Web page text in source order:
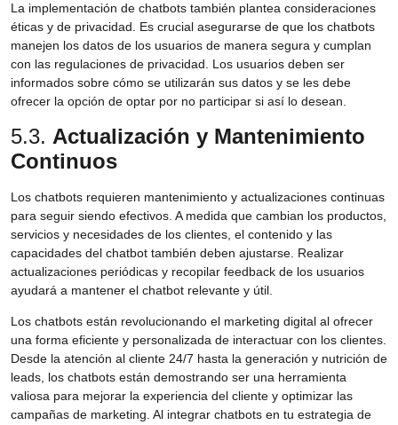
La implementación de chatbots también plantea consideraciones
éticas y de privacidad. Es crucial asegurarse de que los chatbots
manejen los datos de los usuarios de manera segura y cumplan
con las regulaciones de privacidad. Los usuarios deben ser
informados sobre cómo se utilizarán sus datos y se les debe
ofrecer la opción de optar por no participar si así lo desean.
5.3. Actualización y Mantenimiento
Continuos
Los chatbots requieren mantenimiento y actualizaciones continuas
para seguir siendo efectivos. A medida que cambian los productos,
servicios y necesidades de los clientes, el contenido y las
capacidades del chatbot también deben ajustarse. Realizar
actualizaciones periódicas y recopilar feedback de los usuarios
ayudará a mantener el chatbot relevante y útil.
Los chatbots están revolucionando el marketing digital al ofrecer
una forma eficiente y personalizada de interactuar con los clientes.
Desde la atención al cliente 24/7 hasta la generación y nutrición de
leads, los chatbots están demostrando ser una herramienta
valiosa para mejorar la experiencia del cliente y optimizar las
campañas de marketing. Al integrar chatbots en tu estrategia de